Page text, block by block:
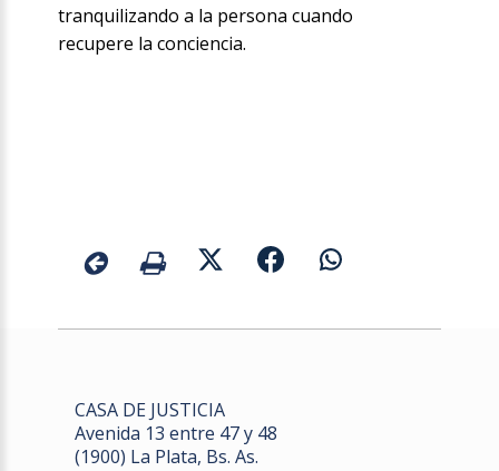
tranquilizando a la persona cuando
recupere la conciencia.
CASA DE JUSTICIA
Avenida 13 entre 47 y 48
(1900) La Plata, Bs. As.